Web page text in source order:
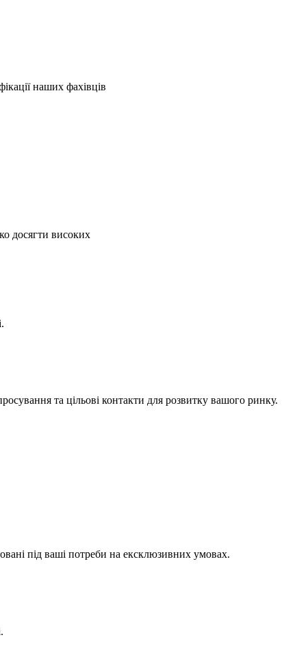
наших фахівців
досягти високих
та цільові контакти для розвитку вашого ринку.
під ваші потреби на ексклюзивних умовах.